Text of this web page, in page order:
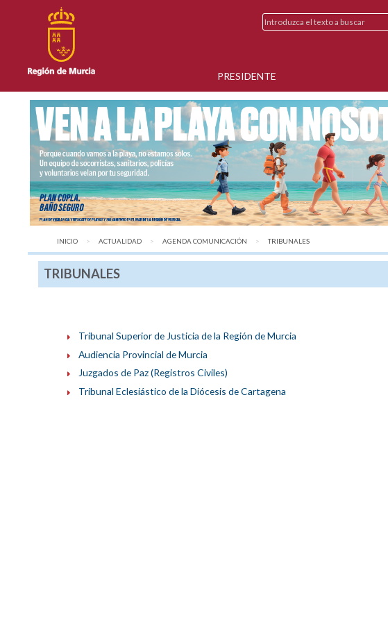
PRESIDENTE
INICIO ACTUALIDAD AGENDA COMUNICACIÓN AQUÍ:
TRIBUNALES
TRIBUNALES
Tribunal Superior de Justicia de la Región de Murcia
Audiencia Provincial de Murcia
Juzgados de Paz (Registros Civiles)
Tribunal Eclesiástico de la Diócesis de Cartagena